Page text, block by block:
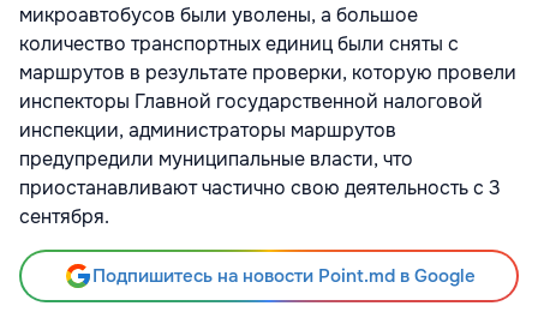
микроавтобусов были уволены, а большое
количество транспортных единиц были сняты с
маршрутов в результате проверки, которую провели
инспекторы Главной государственной налоговой
инспекции, администраторы маршрутов
предупредили муниципальные власти, что
приостанавливают частично свою деятельность с 3
сентября.
Подпишитесь на новости Point.md в Google